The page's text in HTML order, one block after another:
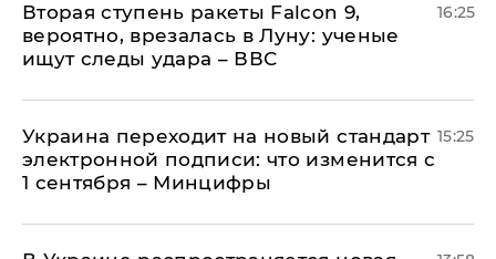
Вторая ступень ракеты Falcon 9,
вероятно, врезалась в Луну: ученые
ищут следы удара – ВВС
16:25
Украина переходит на новый стандарт
электронной подписи: что изменится с
1 сентября – Минцифры
15:25